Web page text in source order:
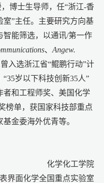
博士生导师，任“浙江-香
”主任。主要研究方向基
能筛选，以通讯/第一作
、 Angew.
入选浙江省“鲲鹏行动”计
岁以下科技创新35人”
者和工程师奖、美国化学
榜单，获国家科技部重点
金委海外优青等。
化学化工学院
表界面化学全国重点实验室